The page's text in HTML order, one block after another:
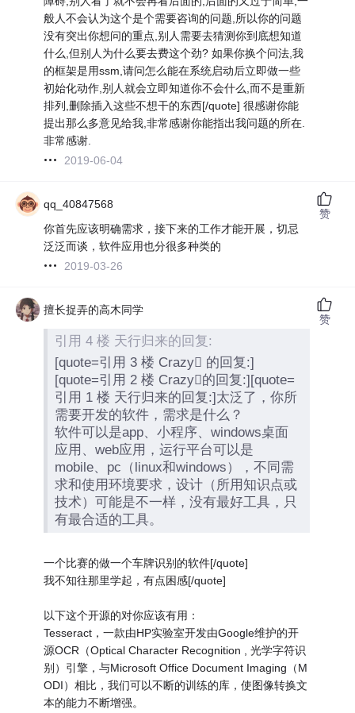
般人不会认为这个是个需要咨询的问题,所以你的问题
没有突出你想问的重点,别人需要去猜测你到底想知道
什么,但别人为什么要去费这个劲? 如果你换个问法,我
的框架是用ssm,请问怎么能在系统启动后立即做一些
初始化动作,别人就会立即知道你不会什么,而不是重新
排列,删除插入这些不想干的东西[/quote] 很感谢你能
提出那么多意见给我,非常感谢你能指出我问题的所在.
非常感谢.
2019-06-04
qq_40847568
你首先应该明确需求，接下来的工作才能开展，切忌
泛泛而谈，软件应用也分很多种类的
2019-03-26
赞
擅长捉弄的高木同学
引用 4 楼 天行归来的回复:
[quote=引用 3 楼 Crazy 的回复:]
[quote=引用 2 楼 Crazy的回复:][quote=
引用 1 楼 天行归来的回复:]太泛了，你所
需要开发的软件，需求是什么？
软件可以是app、小程序、windows桌面
应用、web应用，运行平台可以是
mobile、pc（linux和windows），不同需
求和使用环境要求，设计（所用知识点或
技术）可能是不一样，没有最好工具，只
有最合适的工具。
一个比赛的做一个车牌识别的软件[/quote]
我不知往那里学起，有点困感[/quote]
以下这个开源的对你应该有用：
Tesseract，一款由HP实验室开发由Google维护的开
源OCR（Optical Character Recognition , 光学字符识
别）引擎，与Microsoft Office Document Imaging（M
ODI）相比，我们可以不断的训练的库，使图像转换文
本的能力不断增强。
赞